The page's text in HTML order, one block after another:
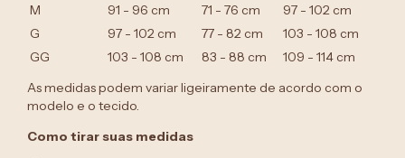
M
91 - 96 cm 71 - 76 cm
97 - 102 cm
G
97 - 102 cm 77 - 82 cm
103 - 108 cm
GG
103 - 108 cm 83 - 88 cm
109 - 114 cm
As medidas podem variar ligeiramente de acordo com o
modelo e o tecido.
Como tirar suas medidas